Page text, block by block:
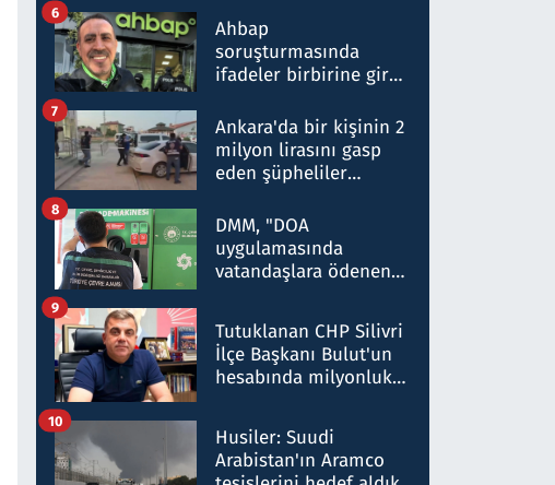
nitelikte olduğunu
belirtti
Ahbap
soruşturmasında
ifadeler birbirine girdi:
ifadelerinden ortaya
çıkan tablo şok etti
6
Ankara'da bir kişinin 2
milyon lirasını gasp
eden şüpheliler
7
DMM, "DOA
uygulamasında
vatandaşlara ödenen
düşürüldüğü" iddiasını
yalanladı
8
Tutuklanan CHP Silivri
İlçe Başkanı Bulut'un
hesabında milyonluk
talimat verdi, ben
gönderdim
9
Husiler: Suudi
Arabistan'ın Aramco
10